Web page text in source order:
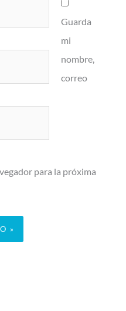
Guarda
mi
nombre,
correo
para la próxima